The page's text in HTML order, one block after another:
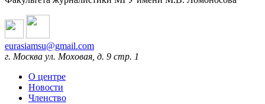
eurasiamsu@gmail.com
г. Москва ул. Моховая, д. 9 стр. 1
О центре
Новости
Членство